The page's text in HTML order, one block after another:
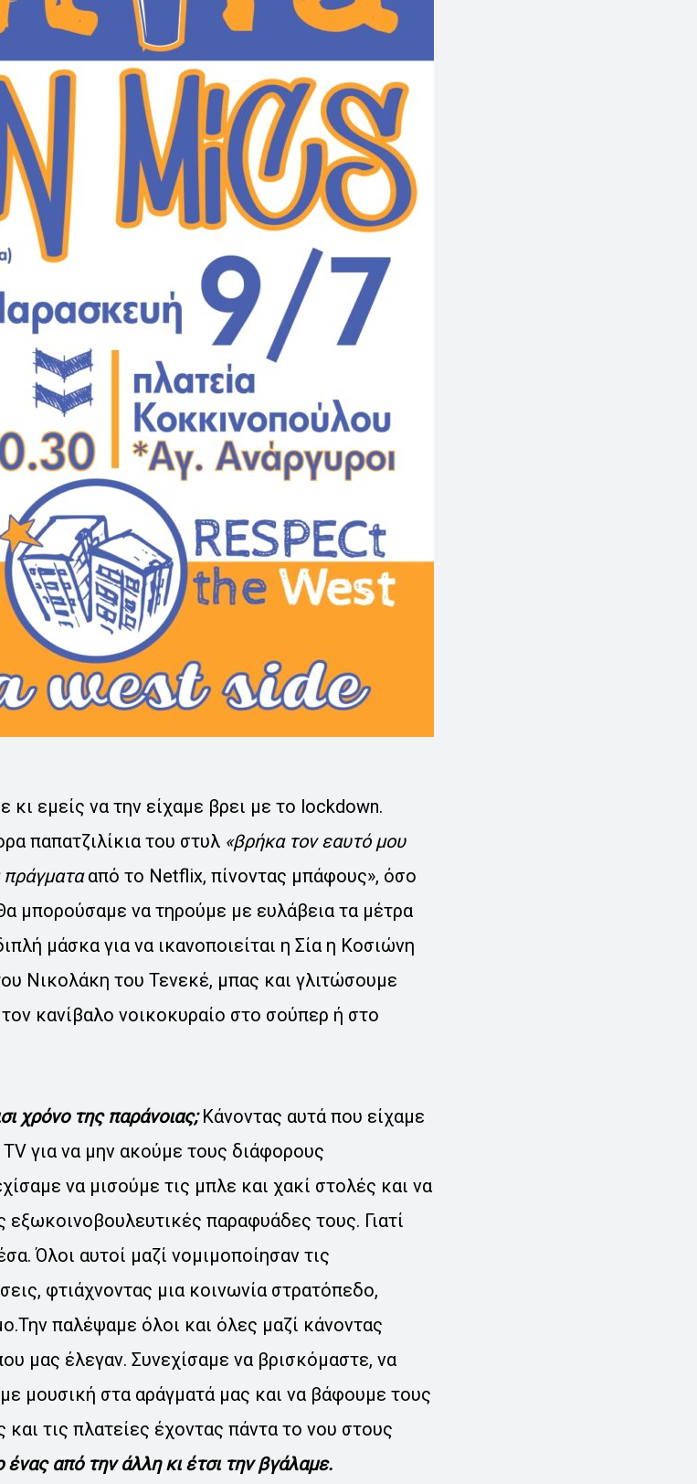
κι εμείς να την είχαμε βρει με το lockdown.
παπατζιλίκια του στυλ «βρήκα τον εαυτό μου
από το Netflix, πίνοντας μπάφους», όσο
μπορούσαμε να τηρούμε με ευλάβεια τα μέτρα
μάσκα για να ικανοποιείται η Σία η Κοσιώνη
Νικολάκη του Τενεκέ, μπας και γλιτώσουμε
κανίβαλο νοικοκυραίο στο σούπερ ή στο
χρόνο της παράνοιας;Κάνοντας αυτά που είχαμε
για να μην ακούμε τους διάφορους
να μισούμε τις μπλε και χακί στολές και να
εξωκοινοβουλευτικές παραφυάδες τους. Γιατί
Όλοι αυτοί μαζί νομιμοποίησαν τις
φτιάχνοντας μια κοινωνία στρατόπεδο,
παλέψαμε όλοι και όλες μαζί κάνοντας
μας έλεγαν. Συνεχίσαμε να βρισκόμαστε, να
μουσική στα αράγματά μας και να βάφουμε τους
τις πλατείες έχοντας πάντα το νου στους
από την άλλη κι έτσι την βγάλαμε.